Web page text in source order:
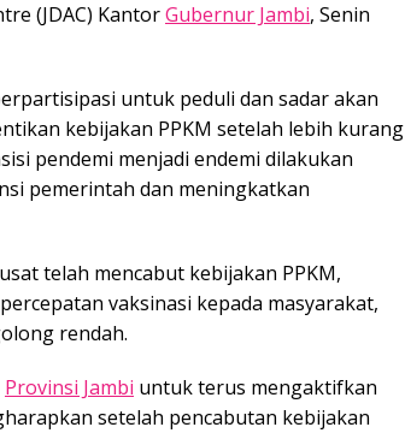
(JDAC) KantorGubernur Jambi, Senin
untuk peduli dan sadar akan
kebijakan PPKM setelah lebih kurang
pendemi menjadi endemi dilakukan
pemerintah dan meningkatkan
telah mencabut kebijakan PPKM,
vaksinasi kepada masyarakat,
rendah.
Provinsi Jambi untuk terus mengaktifkan
setelah pencabutan kebijakan